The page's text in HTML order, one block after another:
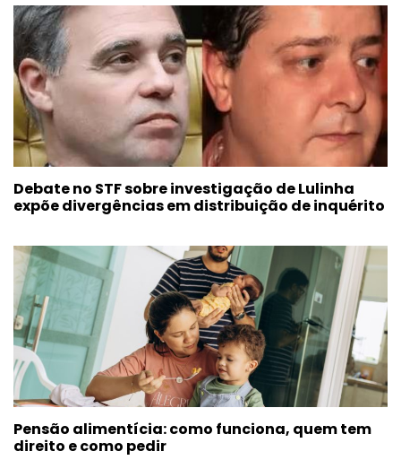
Debate no STF sobre investigação de Lulinha
expõe divergências em distribuição de inquérito
Pensão alimentícia: como funciona, quem tem
direito e como pedir